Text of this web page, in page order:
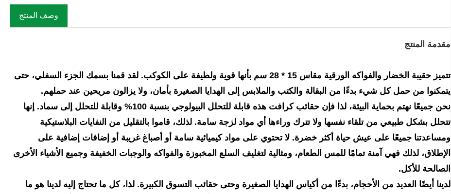
وصف المنتج
مقدمة المنتج
تتميز حقيبة الخضار والفواكه الورقية مقاس 15 * 28 سم بأنها قوية ولطيفة على الكوكب. لقد قمنا بسمك الجزء السفلي، حتى
يتمكنوا من حمل كل شيء بدءًا من البقالة والكتب والملابس إلى الهدايا الصغيرة بأمان، ولا يزالون مريحين عند حملهم.
نحن جميعًا نهتم بحماية البيئة، لذا فإن حقائب كرافت هذه قابلة للتحلل البيولوجي بنسبة 100% وقابلة للتحلل إلى سماد. إنها
تتحلل بشكل طبيعي من تلقاء نفسها ولا تترك وراءها أي مواد لزجة سامة. لذلك، قاموا بالتقليل من النفايات البلاستيكية
ومساعدتنا جميعًا على عيش حياة أكثر خضرة. لا تحتوي على مواد كيميائية سامة أو أصباغ غريبة أو إضافات إضافية على
الإطلاق، لذلك فهي آمنة تمامًا للمس الطعام، ومثالية لتغليف السلع المخبوزة والفواكه والوجبات الخفيفة وجميع الأشياء الأخرى
الصالحة للأكل.
لدينا أيضًا العديد من الأحجام، بدءًا من أكياس الهدايا الصغيرة وحتى حقائب التسوق الكبيرة. لذا، كل ما تحتاج إليه لدينا هو ما